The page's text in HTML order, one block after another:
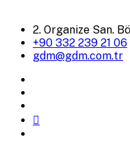
2. Organize San.
+90 332 239 21 06
gdm@gdm.com.tr